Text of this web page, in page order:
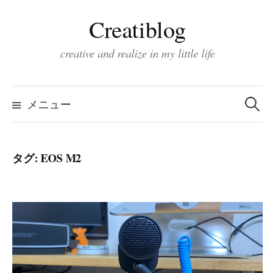
ツ
へ
ス
ッ
Creatiblog
creative and realize in my little life
メニュー
検
索:
タグ:EOS M2